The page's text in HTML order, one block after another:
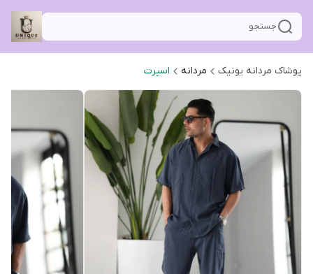
جستجو
پوشاک مردانه یونیک مردانه اسپرت